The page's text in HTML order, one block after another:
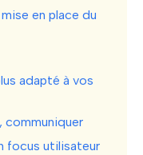
en place du
adapté à vos
communiquer
focus utilisateur